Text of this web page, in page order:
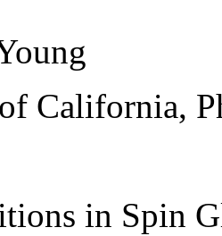
California,
in Spin